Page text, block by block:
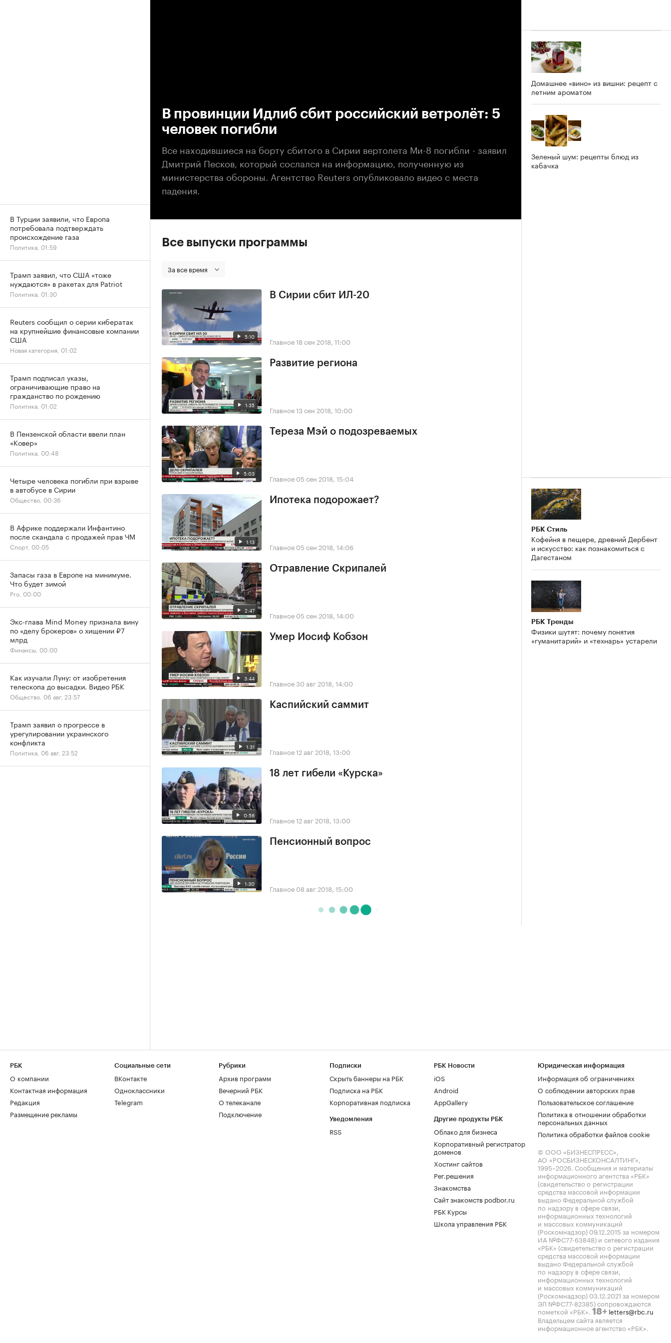
В провинции Идлиб сбит российский ветролёт: 5
человек погибли
Все находившиеся на борту сбитого в Сирии вертолета Ми-8 погибли - заявил
Дмитрий Песков, который сослался на информацию, полученную из
министерства обороны. Агентство Reuters опубликовало видео с места
падения.
Все выпуски программы
За все время
5:10
В Сирии сбит ИЛ-20
Главное18 сен 2018, 11:00
1:35
Развитие региона
Главное13 сен 2018, 10:00
5:03
Тереза Мэй о подозреваемых
Главное 05 сен 2018, 15:04
1:13
Ипотека подорожает?
Главное 05 сен 2018, 14:06
2:47
Отравление Скрипалей
Главное 05 сен 2018, 14:00
3:44
Умер Иосиф Кобзон
Главное30 авг 2018, 14:00
1:31
Каспийский саммит
Главное12 авг 2018, 13:00
0:56
18 лет гибели «Курска»
Главное12 авг 2018, 13:00
1:30
Пенсионный вопрос
Главное 08 авг 2018, 15:00
Домашнее «вино» из вишни: рецепт с
летним ароматом
Зеленый шум: рецепты блюд из
кабачка
РБК Стиль
Кофейня в пещере, древний Дербент
и искусство: как познакомиться с
Дагестаном
РБК Тренды
Физики шутят: почему понятия
«гуманитарий» и «технарь» устарели
В Турции заявили, что Европа
потребовала подтверждать
происхождение газа
Политика, 01:59
Трамп заявил, что США «тоже
нуждаются» в ракетах для Patriot
Политика, 01:30
Reuters сообщил о серии кибератак
на крупнейшие финансовые компании
США
Новая категория, 01:02
Трамп подписал указы,
ограничивающие право на
гражданство по рождению
Политика, 01:02
В Пензенской области ввели план
«Ковер»
Политика, 00:48
Четыре человека погибли при взрыве
в автобусе в Сирии
Общество, 00:36
В Африке поддержали Инфантино
после скандала с продажей прав ЧМ
Спорт, 00:05
Запасы газа в Европе на минимуме.
Что будет зимой
Pro, 00:00
Экс-глава Mind Money признала вину
по «делу брокеров» о хищении ₽7
млрд
Финансы, 00:00
Как изучали Луну: от изобретения
телескопа до высадки. Видео РБК
Общество, 06 авг, 23:57
Трамп заявил о прогрессе в
урегулировании украинского
конфликта
Политика, 06 авг, 23:52
РБК
О компании
Контактная информация
Редакция
Размещение рекламы
Социальные сети
ВКонтакте
Одноклассники
Telegram
Рубрики
Архив программ
Вечерний РБК
О телеканале
Подключение
Подписки
Скрыть баннеры на РБК
Подписка на РБК
Корпоративная подписка
Уведомления
RSS
РБК Новости
iOS
Android
AppGallery
Другие продукты РБК
Облако для бизнеса
Корпоративный регистратор
доменов
Хостинг сайтов
Рег.решения
Знакомства
Сайт знакомств podbor.ru
РБК Курсы
Школа управления РБК
Юридическая информация
Информация об ограничениях
О соблюдении авторских прав
Пользовательское соглашение
Политика в отношении обработки
персональных данных
Политика обработки файлов cookie
© ООО «БИЗНЕСПРЕСС»,
АО «РОСБИЗНЕСКОНСАЛТИНГ»,
1995–2026. Сообщения и материалы
информационного агентства «РБК»
(свидетельство о регистрации
средства массовой информации
выдано Федеральной службой
по надзору в сфере связи,
информационных технологий
и массовых коммуникаций
(Роскомнадзор) 09.12.2015 за номером
ИА №ФС77-63848) и сетевого издания
«РБК» (свидетельство о регистрации
средства массовой информации
выдано Федеральной службой
по надзору в сфере связи,
информационных технологий
и массовых коммуникаций
(Роскомнадзор) 03.12.2021 за номером
ЭЛ №ФС77-82385) сопровождаются
пометкой «РБК». 18+ letters@rbc.ru
Владельцем сайта является
информационное агентство «РБК».